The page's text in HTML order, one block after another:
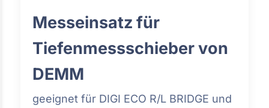
Messeinsatz für
Tiefenmessschieber von
DEMM
geeignet für DIGI ECO R/L BRIDGE und